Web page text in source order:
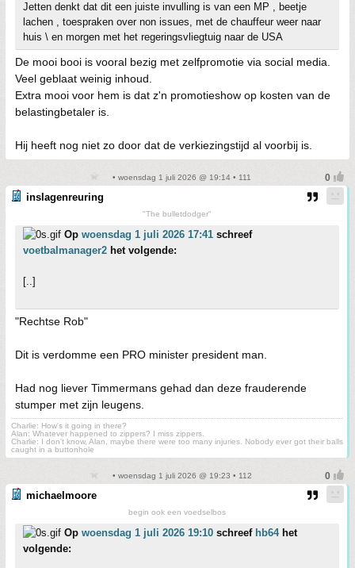
Jetten denkt dat dit een juiste invulling is van een MP , beetje
lachen , toespraken over non issues, met de chauffeur weer naar
huis \ en morgen met het regeringsvliegtuig naar de USA
De mooi booi is vooral bezig met zelfpromotie via social media.
Veel geblaat weinig inhoud.
Extra mooi voor hem is dat z'n promotieshow op kosten van de
belastingbetaler is.
Hij heeft nog niet zo door dat de verkiezingstijd al voorbij is.
• woensdag 1 juli 2026 @ 19:14 • 111
inslagenreuring
"The bulletdodger"
Op woensdag 1 juli 2026 17:41 schreef
voetbalmanager2 het volgende:
[..]
"Rechtse Rob"
Dit is verdomme een PRO minister president man.
Had nog liever Timmermans gehad dan deze frauderende
stumper met zijn leugens.
Charlie: How's it going in there?
Alan: Whatever happened to zippers? I miss zippers.
Charlie: I don't know, Alan, maybe there were too many injuries. Nobody ever got their balls
caught in a buttonhole
• woensdag 1 juli 2026 @ 19:23 • 112
michaelmoore
begin ook een voedselbos
Op woensdag 1 juli 2026 19:10 schreef hb64het
volgende: